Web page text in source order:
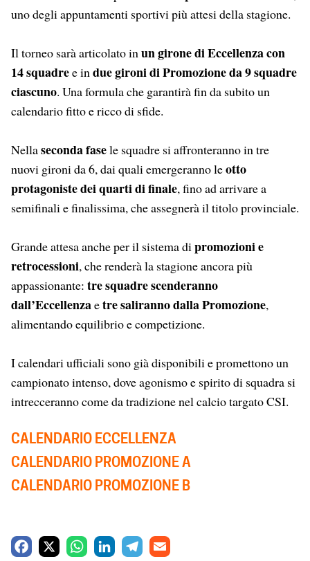
uno degli appuntamenti sportivi più attesi della stagione.
Il torneo sarà articolato inun girone di Eccellenza con
14 squadree indue gironi di Promozione da 9 squadre
ciascuno. Una formula che garantirà fin da subito un
calendario fitto e ricco di sfide.
Nellaseconda fasele squadre si affronteranno in tre
nuovi gironi da 6, dai quali emergeranno leotto
protagoniste dei quarti di finale, fino ad arrivare a
semifinali e finalissima, che assegnerà il titolo provinciale.
Grande attesa anche per il sistema dipromozioni e
retrocessioni, che renderà la stagione ancora più
appassionante: tre squadre scenderanno
dall’Eccellenzaetre saliranno dalla Promozione,
alimentando equilibrio e competizione.
I calendari ufficiali sono già disponibili e promettono un
campionato intenso, dove agonismo e spirito di squadra si
intrecceranno come da tradizione nel calcio targato CSI.
CALENDARIO ECCELLENZA
CALENDARIO PROMOZIONE A
CALENDARIO PROMOZIONE B
X
W